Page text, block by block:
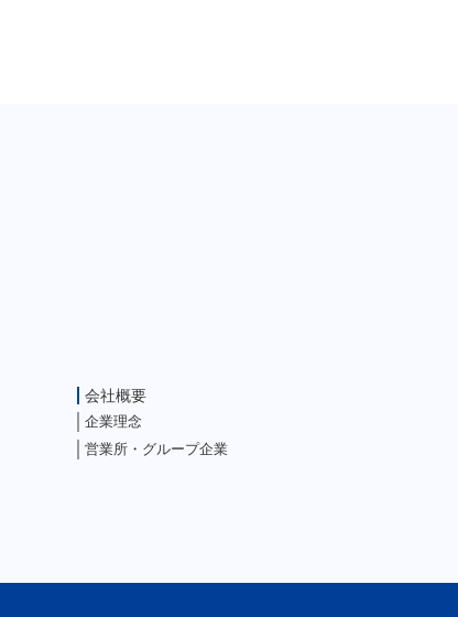
会社概要
企業理念
営業所・グループ企業